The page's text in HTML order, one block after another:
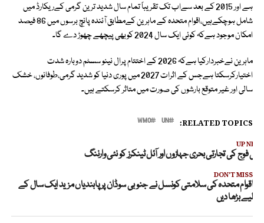
ہے اور 2015 کے بعد سےاب تک تقریباً تمام سال شدید ترین گرمی کےریکارڈ میں
شامل ہوچکےہیں،اقوام متحدہ کے ماہرین کےمطابق آئندہ پانچ برسوں میں 86 فیصد
امکان موجود ہےکہ کوئی ایک سال 2024 کوبھی پیچھے چھوڑ دے گا۔
ماہرین نےخبردارکیا ہےکہ 2026 کے اختتام پرال نینو سسٹم دوبارہ شدت
اختیارکرسکتا ہےجس کے اثرات 2027 میں پوری دنیا کو شدید گرمی،طوفانوں، خشک
سالی اور غیر متوقع بارشوں کی صورت میں متاثر کرسکتے ہیں۔
RELATED TOPICS:
UN
WMO
UP
فوج کی تجارتی بحری جہازوں اور آئل ٹینکرز کو نئی وارننگ
DON'T MISS
اقوام متحدہ کی سلامتی کونسل نے جنوبی سوڈان پر پابندیاں مزید ایک سال کے
لیے بڑھا دیں